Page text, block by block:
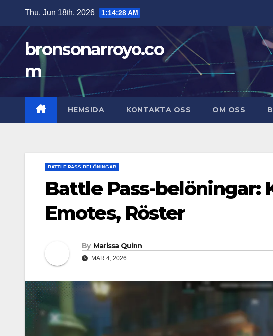
content
Thu. Jun 18th, 2026 1:14:29 AM
bronsonarroyo.co
m
HEMSIDA KONTAKTA OSS OM OSS
BATTLE PASS BELÖNINGAR
Battle Pass-belöningar:
Emotes, Röster
By Marissa Quinn
MAR 4, 2026